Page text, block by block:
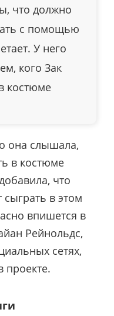
что должно
с помощью
У него
кого Зак
костюме
она слышала,
в костюме
что
в этом
впишется в
Рейнольдс,
сетях,
проекте.